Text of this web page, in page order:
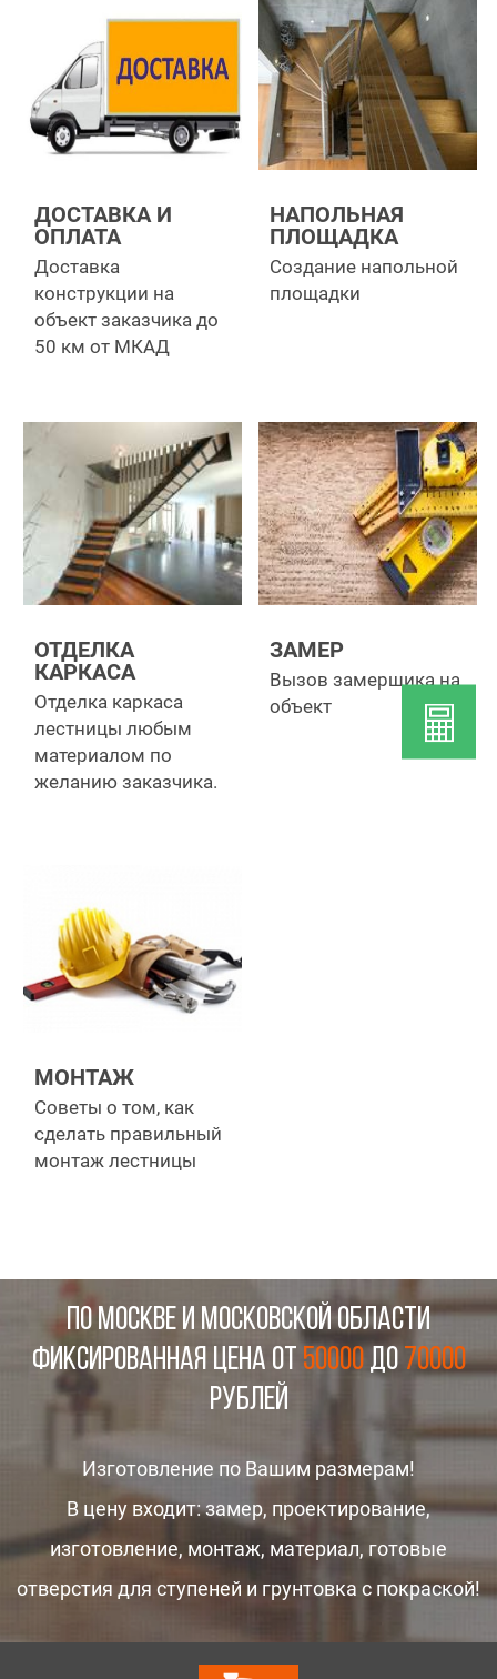
ДОСТАВКА И
ОПЛАТА
Доставка
конструкции на
объект заказчика до
50 км от МКАД
НАПОЛЬНАЯ
ПЛОЩАДКА
Создание напольной
площадки
ОТДЕЛКА
КАРКАСА
Отделка каркаса
лестницы любым
материалом по
желанию заказчика.
ЗАМЕР
Вызов замерщика на
объект
МОНТАЖ
Советы о том, как
сделать правильный
монтаж лестницы
ПО МОСКВЕ И МОСКОВСКОЙ ОБЛАСТИ
Фиксированная цена от 50000до 70000
рублей
Изготовление по Вашим размерам!
В цену входит: замер, проектирование,
изготовление, монтаж, материал, готовые
отверстия для ступеней и грунтовка с покраской!